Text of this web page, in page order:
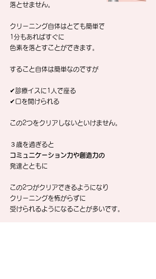
落とせません。
クリーニング自体はとても簡単で
1分もあればすぐに
色素を落とすことができます。
すること自体は簡単なのですが
✔︎診療イスに1人で座る
✔︎口を開けられる
この2つをクリアしないといけません。
３歳を過ぎると
コミュニケーション力や創造力の
発達とともに
この2つがクリアできるようになり
クリーニングを怖がらずに
受けられるようになることが多いです。